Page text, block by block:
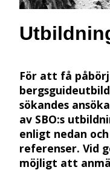
För att få
sökandes
av SBO:s
enligt nedan
referenser. Vid
möjligt att